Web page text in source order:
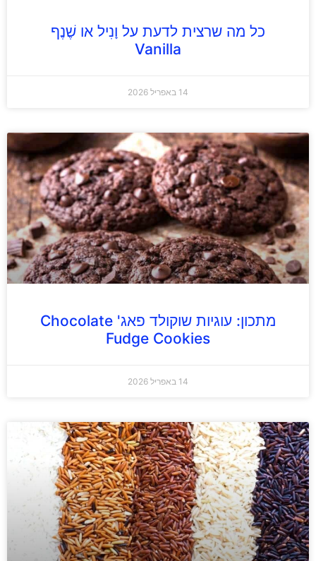
כל מה שרצית לדעת על וָנִיל או שֶׁנֶף
Vanilla
14 באפריל 2026
מתכון: עוגיות שוקולד פאג' Chocolate
Fudge Cookies
14 באפריל 2026